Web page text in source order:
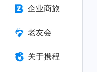
企业商旅
老友会
关于携程